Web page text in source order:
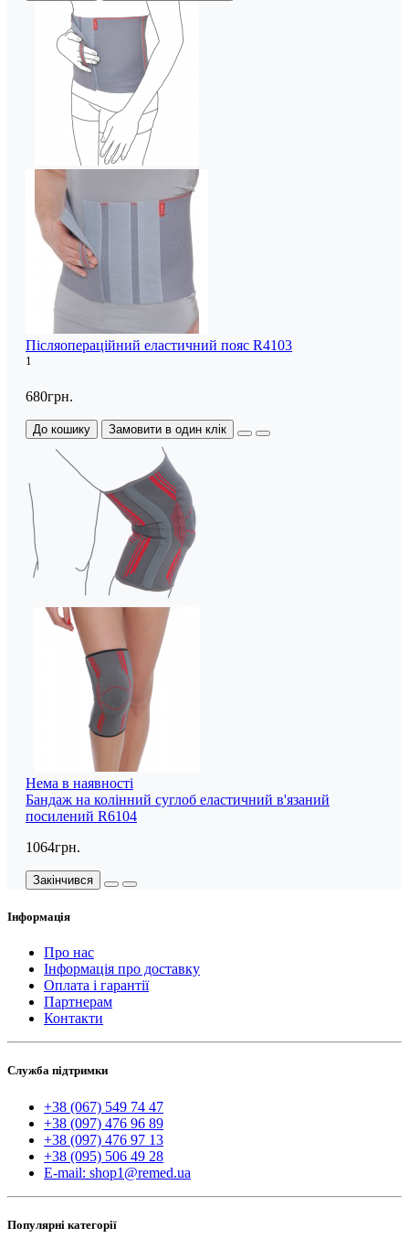
Післяопераційний еластичний пояс R4103
1
680грн.
До кошику Замовити в один клік
Нема в наявності
Бандаж на колінний суглоб еластичний в'язаний
посилений R6104
1064грн.
Закінчився
Інформація
Про нас
Інформація про доставку
Оплата і гарантії
Партнерам
Контакти
Служба підтримки
+38 (067) 549 74 47
+38 (097) 476 96 89
+38 (097) 476 97 13
+38 (095) 506 49 28
E-mail: shop1@remed.ua
Популярні категорії